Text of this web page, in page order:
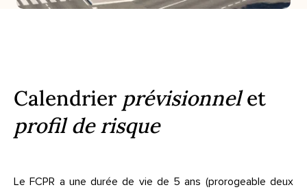
Calendrier prévisionnelet
profil de risque
Le FCPR a une durée de vie de 5 ans (prorogeable deux